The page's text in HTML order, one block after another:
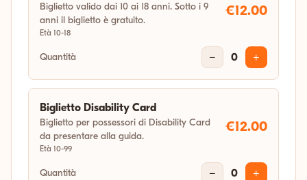
Biglietto valido dai 10 ai 18 anni. Sotto i 9
anni il biglietto è gratuito.
Età 10-18
€12.00
Quantità − 0 +
Biglietto Disability Card
Biglietto per possessori di Disability Card
da presentare alla guida.
Età 10-99
€12.00
Quantità − 0 +